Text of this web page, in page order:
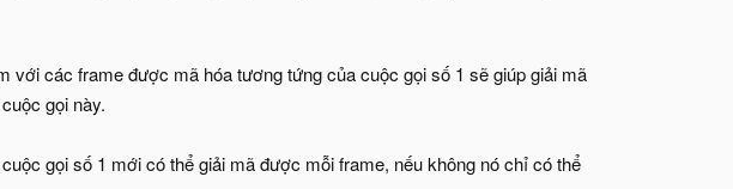
với các frame được mã hóa tương tứng của cuộc gọi số 1 sẽ giúp giải mã
gọi này.
gọi số 1 mới có thể giải mã được mỗi frame, nếu không nó chỉ có thể